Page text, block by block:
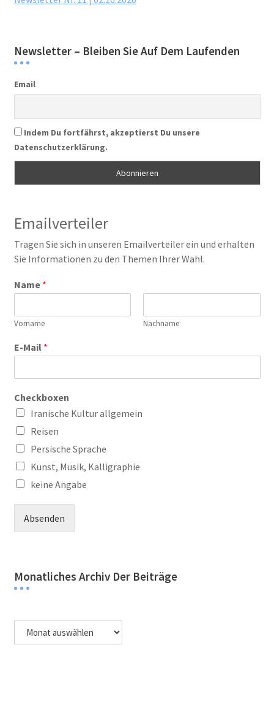
Newsletter – Bleiben Sie Auf Dem Laufenden
Email
Indem Du fortfährst, akzeptierst Du unsere
Datenschutzerklärung.
Emailverteiler
Tragen Sie sich in unseren Emailverteiler ein und erhalten
Sie Informationen zu den Themen Ihrer Wahl.
Name *
Vorname Nachname
E-Mail *
Checkboxen
Iranische Kultur allgemein
Reisen
Persische Sprache
Kunst, Musik, Kalligraphie
keine Angabe
Absenden
Monatliches Archiv Der Beiträge
Archiv
der